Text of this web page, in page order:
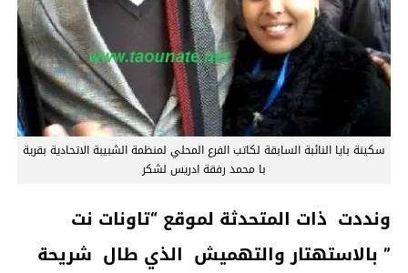
سكينة بايا النائبة السابقة لكاتب الفرع المحلي لمنظمة الشبيبة الاتحادية بقرية
با محمد رفقة ادريس لشكر
ونددت ذات المتحدثة لموقع “تاونات نت
” بالاستهتار والتهميش الذي طال شريحة